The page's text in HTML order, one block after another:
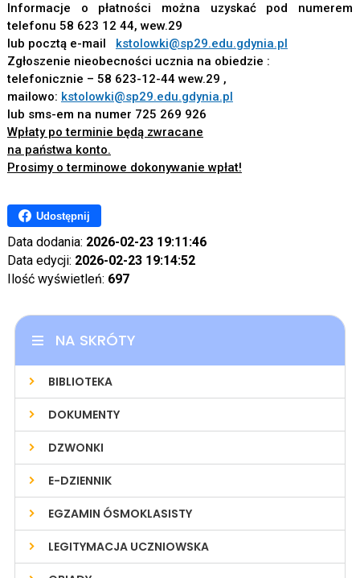
Informacje o płatności można uzyskać pod numerem
telefonu 58 623 12 44, wew.29
lub pocztą e-mail
kstolowki@sp29.edu.gdynia.pl
Zgłoszenie nieobecności ucznia na obiedzie :
telefonicznie – 58 623-12-44 wew.29 ,
mailowo: kstolowki@sp29.edu.gdynia.pl
lub sms-em na numer 725 269 926
Wpłaty po terminie będą zwracane
na państwa konto.
Prosimy o terminowe dokonywanie wpłat!
Udostępnij
Data dodania: 2026-02-23 19:11:46
Data edycji: 2026-02-23 19:14:52
Ilość wyświetleń: 697
NA SKRÓTY
BIBLIOTEKA
DOKUMENTY
DZWONKI
E-DZIENNIK
EGZAMIN ÓSMOKLASISTY
LEGITYMACJA UCZNIOWSKA